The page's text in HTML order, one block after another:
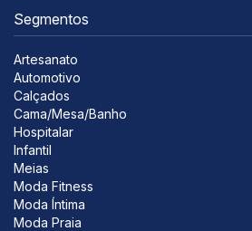
Segmentos
Artesanato
Automotivo
Calçados
Cama/Mesa/Banho
Hospitalar
Infantil
Meias
Moda Fitness
Moda Íntima
Moda Praia